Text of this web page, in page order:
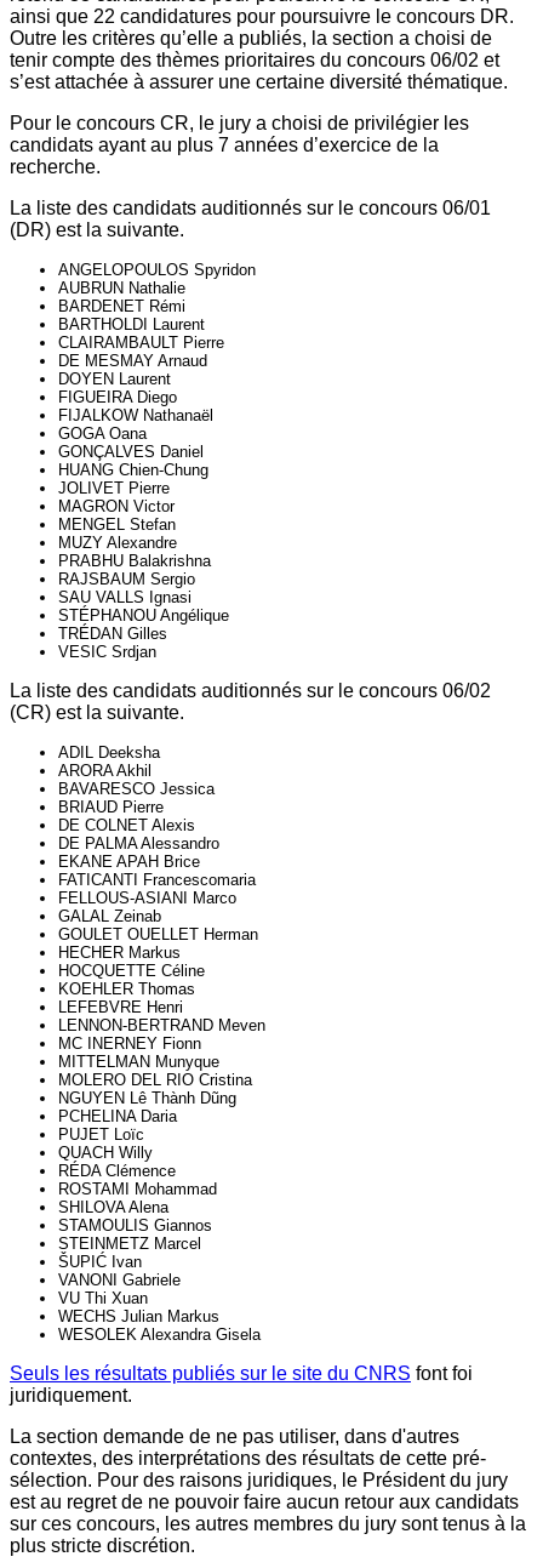
ainsi que 22 candidatures pour poursuivre le concours DR.
Outre les critères qu’elle a publiés, la section a choisi de
tenir compte des thèmes prioritaires du concours 06/02 et
s’est attachée à assurer une certaine diversité thématique.
Pour le concours CR, le jury a choisi de privilégier les
candidats ayant au plus 7 années d’exercice de la
recherche.
La liste des candidats auditionnés sur le concours 06/01
(DR) est la suivante.
ANGELOPOULOS Spyridon
AUBRUN Nathalie
BARDENET Rémi
BARTHOLDI Laurent
CLAIRAMBAULT Pierre
DE MESMAY Arnaud
DOYEN Laurent
FIGUEIRA Diego
FIJALKOW Nathanaël
GOGA Oana
GONÇALVES Daniel
HUANG Chien-Chung
JOLIVET Pierre
MAGRON Victor
MENGEL Stefan
MUZY Alexandre
PRABHU Balakrishna
RAJSBAUM Sergio
SAU VALLS Ignasi
STÉPHANOU Angélique
TRÉDAN Gilles
VESIC Srdjan
La liste des candidats auditionnés sur le concours 06/02
(CR) est la suivante.
ADIL Deeksha
ARORA Akhil
BAVARESCO Jessica
BRIAUD Pierre
DE COLNET Alexis
DE PALMA Alessandro
EKANE APAH Brice
FATICANTI Francescomaria
FELLOUS-ASIANI Marco
GALAL Zeinab
GOULET OUELLET Herman
HECHER Markus
HOCQUETTE Céline
KOEHLER Thomas
LEFEBVRE Henri
LENNON-BERTRAND Meven
MC INERNEY Fionn
MITTELMAN Munyque
MOLERO DEL RIO Cristina
NGUYEN Lê Thành Dũng
PCHELINA Daria
PUJET Loïc
QUACH Willy
RÉDA Clémence
ROSTAMI Mohammad
SHILOVA Alena
STAMOULIS Giannos
STEINMETZ Marcel
ŠUPIĆ Ivan
VANONI Gabriele
VU Thi Xuan
WECHS Julian Markus
WESOLEK Alexandra Gisela
Seuls les résultats publiés sur le site du CNRS font foi
juridiquement.
La section demande de ne pas utiliser, dans d'autres
contextes, des interprétations des résultats de cette pré-
sélection. Pour des raisons juridiques, le Président du jury
est au regret de ne pouvoir faire aucun retour aux candidats
sur ces concours, les autres membres du jury sont tenus à la
plus stricte discrétion.